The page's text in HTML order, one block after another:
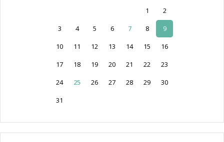
1
2
3
4 5 6 7 8
9
10
11 12 13 14 15
16
17
18 19 20 21 22
23
24
25 26 27 28 29
30
31